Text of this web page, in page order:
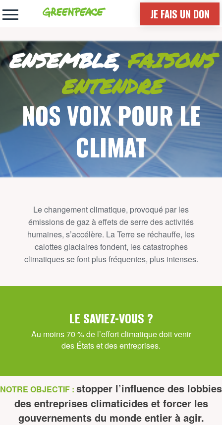
Greenpeace JE FAIS UN DON
ENSEMBLE,FAISONS
ENTENDRE
NOS VOIX POUR LE
CLIMAT
Le changement climatique, provoqué par les
émissions de gaz à effets de serre des activités
humaines, s’accélère. La Terre se réchauffe, les
calottes glaciaires fondent, les catastrophes
climatiques se font plus fréquentes, plus intenses.
LE SAVIEZ-VOUS ?
Au moins 70 % de l’effort climatique doit venir
des États et des entreprises.
NOTRE OBJECTIF : stopper l’influence des lobbies
des entreprises climaticides et forcer les
gouvernements du monde entier à agir.